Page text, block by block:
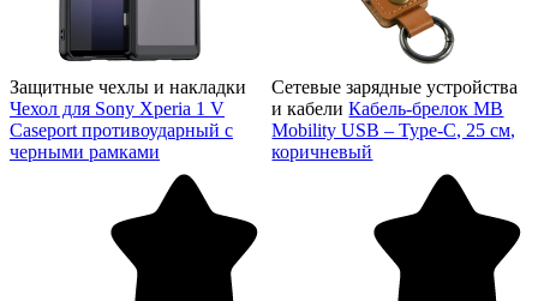
Защитные чехлы и накладки
Чехол для Sony Xperia 1 V
Caseport противоударный с
черными рамками
Сетевые зарядные устройства
и кабели Кабель-брелок MB
Mobility USB – Type-C, 25 см,
коричневый